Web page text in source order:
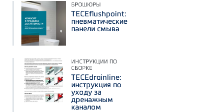
БРОШЮРЫ
TECEflushpoint:
пневматические
панели смыва
ИНСТРУКЦИИ ПО
СБОРКЕ
TECEdrainline:
инструкция по
уходу за
дренажным
каналом